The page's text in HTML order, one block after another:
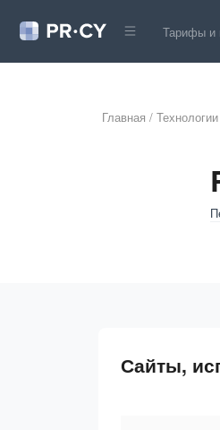
Тарифы и
Главная / Технологии
Сайты,